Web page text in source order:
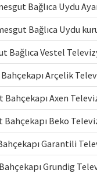
Bağlıca Uydu
Bağlıca Uydu
Bağlıca Vestel
Arçelik
Bahçekapı Axen
Beko
Garantili
Grundig